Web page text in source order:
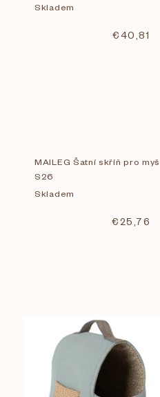
Skladem
€40,81
MAILEG Šatní skříň pro
S26
Skladem
€25,76